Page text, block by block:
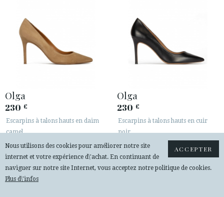
Olga
230 €
Escarpins à talons hauts en daim
camel
Olga
230 €
Escarpins à talons hauts en cuir
noir
ACCEPTER
Nous utilisons des cookies pour améliorer notre site
internet et votre expérience d\'achat. En continuant de
naviguer sur notre site Internet, vous acceptez notre politique de cookies.
Plus d\'infos